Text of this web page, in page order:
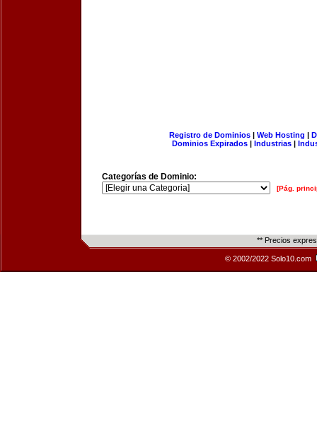
Registro de Dominios| Web Hosting |
Dominios Expirados | Industrias |
Categorías de Dominio:
[Pág.
** Precios
© 2002/2022 Solo10.com